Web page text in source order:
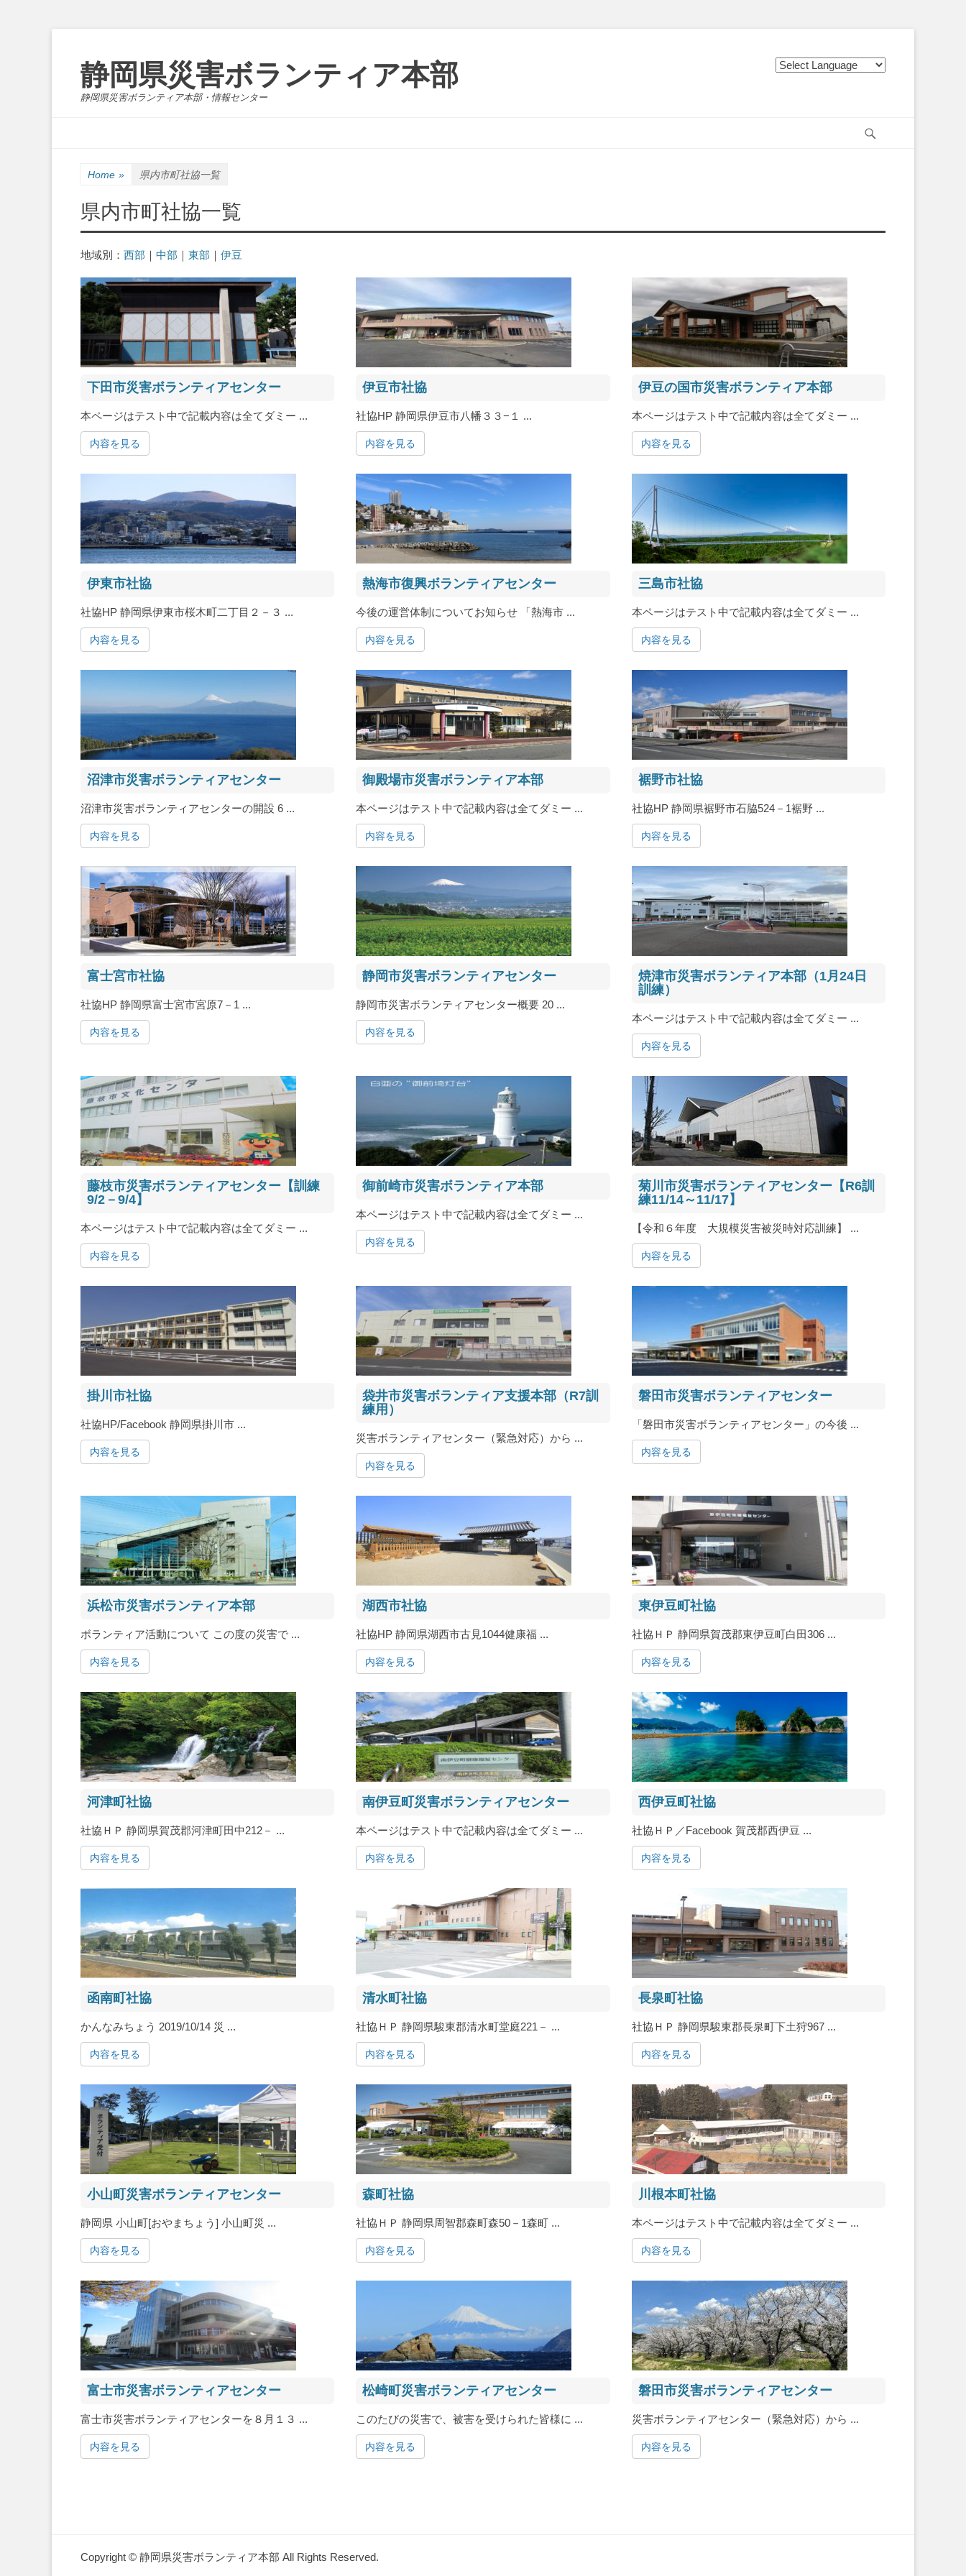
静岡県災害ボランティア本部
静岡県災害ボランティア本部・情報センター
Home » 県内市町社協一覧
県内市町社協一覧
地域別： 西部 ｜ 中部 ｜ 東部 ｜ 伊豆
下田市災害ボランティアセンター
本ページはテスト中で記載内容は全てダミー ...
内容を見る
伊豆市社協
社協HP 静岡県伊豆市八幡３３−１ ...
内容を見る
伊豆の国市災害ボランティア本部
本ページはテスト中で記載内容は全てダミー ...
内容を見る
伊東市社協
社協HP 静岡県伊東市桜木町二丁目２－３ ...
内容を見る
熱海市復興ボランティアセンター
今後の運営体制についてお知らせ 「熱海市 ...
内容を見る
三島市社協
本ページはテスト中で記載内容は全てダミー ...
内容を見る
沼津市災害ボランティアセンター
沼津市災害ボランティアセンターの開設 6 ...
内容を見る
御殿場市災害ボランティア本部
本ページはテスト中で記載内容は全てダミー ...
内容を見る
裾野市社協
社協HP 静岡県裾野市石脇524－1裾野 ...
内容を見る
富士宮市社協
社協HP 静岡県富士宮市宮原7－1 ...
内容を見る
静岡市災害ボランティアセンター
静岡市災害ボランティアセンター概要 20 ...
内容を見る
焼津市災害ボランティア本部（1月24日
訓練）
本ページはテスト中で記載内容は全てダミー ...
内容を見る
藤枝市災害ボランティアセンター【訓練
9/2－9/4】
本ページはテスト中で記載内容は全てダミー ...
内容を見る
御前崎市災害ボランティア本部
本ページはテスト中で記載内容は全てダミー ...
内容を見る
菊川市災害ボランティアセンター【R6訓
練11/14～11/17】
【令和６年度 大規模災害被災時対応訓練】 ...
内容を見る
掛川市社協
社協HP/Facebook 静岡県掛川市 ...
内容を見る
袋井市災害ボランティア支援本部（R7訓
練用）
災害ボランティアセンター（緊急対応）から ...
内容を見る
磐田市災害ボランティアセンター
「磐田市災害ボランティアセンター」の今後 ...
内容を見る
浜松市災害ボランティア本部
ボランティア活動について この度の災害で ...
内容を見る
湖西市社協
社協HP 静岡県湖西市古見1044健康福 ...
内容を見る
東伊豆町社協
社協ＨＰ 静岡県賀茂郡東伊豆町白田306 ...
内容を見る
河津町社協
社協ＨＰ 静岡県賀茂郡河津町田中212－ ...
内容を見る
南伊豆町災害ボランティアセンター
本ページはテスト中で記載内容は全てダミー ...
内容を見る
西伊豆町社協
社協ＨＰ／Facebook 賀茂郡西伊豆 ...
内容を見る
函南町社協
かんなみちょう 2019/10/14 災 ...
内容を見る
清水町社協
社協ＨＰ 静岡県駿東郡清水町堂庭221－ ...
内容を見る
長泉町社協
社協ＨＰ 静岡県駿東郡長泉町下土狩967 ...
内容を見る
小山町災害ボランティアセンター
静岡県 小山町[おやまちょう] 小山町災 ...
内容を見る
森町社協
社協ＨＰ 静岡県周智郡森町森50－1森町 ...
内容を見る
川根本町社協
本ページはテスト中で記載内容は全てダミー ...
内容を見る
富士市災害ボランティアセンター
富士市災害ボランティアセンターを８月１３ ...
内容を見る
松崎町災害ボランティアセンター
このたびの災害で、被害を受けられた皆様に ...
内容を見る
磐田市災害ボランティアセンター
災害ボランティアセンター（緊急対応）から ...
内容を見る
Copyright © 静岡県災害ボランティア本部 All Rights Reserved.